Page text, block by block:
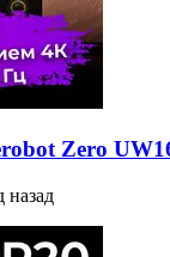
Zero
назад